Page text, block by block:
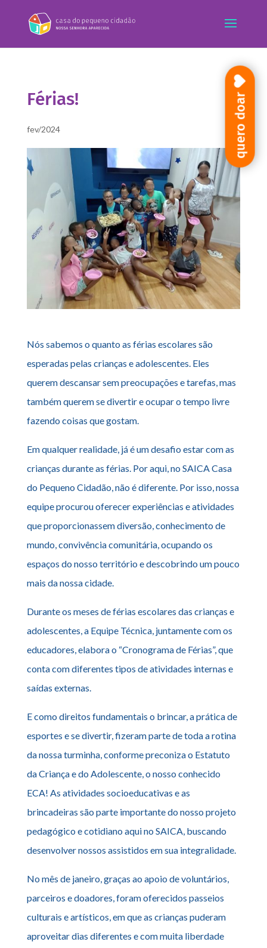
Férias!
fev/2024
Nós sabemos o quanto as férias escolares são
esperadas pelas crianças e adolescentes. Eles
querem descansar sem preocupações e tarefas, mas
também querem se divertir e ocupar o tempo livre
fazendo coisas que gostam.
Em qualquer realidade, já é um desafio estar com as
crianças durante as férias. Por aqui, no SAICA Casa
do Pequeno Cidadão, não é diferente. Por isso, nossa
equipe procurou oferecer experiências e atividades
que proporcionassem diversão, conhecimento de
mundo, convivência comunitária, ocupando os
espaços do nosso território e descobrindo um pouco
mais da nossa cidade.
Durante os meses de férias escolares das crianças e
adolescentes, a Equipe Técnica, juntamente com os
educadores, elabora o “Cronograma de Férias”, que
conta com diferentes tipos de atividades internas e
saídas externas.
E como direitos fundamentais o brincar, a prática de
esportes e se divertir, fizeram parte de toda a rotina
da nossa turminha, conforme preconiza o Estatuto
da Criança e do Adolescente, o nosso conhecido
ECA! As atividades socioeducativas e as
brincadeiras são parte importante do nosso projeto
pedagógico e cotidiano aqui no SAICA, buscando
desenvolver nossos assistidos em sua integralidade.
No mês de janeiro, graças ao apoio de voluntários,
parceiros e doadores, foram oferecidos passeios
culturais e artísticos, em que as crianças puderam
aproveitar dias diferentes e com muita liberdade
quero doar